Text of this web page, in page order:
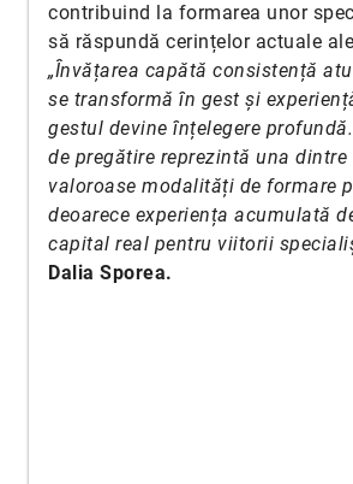
contribuind la formarea unor
să răspundă cerințelor actuale
„Învățarea capătă consistență
se transformă în gest și
gestul devine înțelegere
de pregătire reprezintă una dintre
valoroase modalități de formare
deoarece experiența acumulată
capital real pentru viitorii
Dalia Sporea.